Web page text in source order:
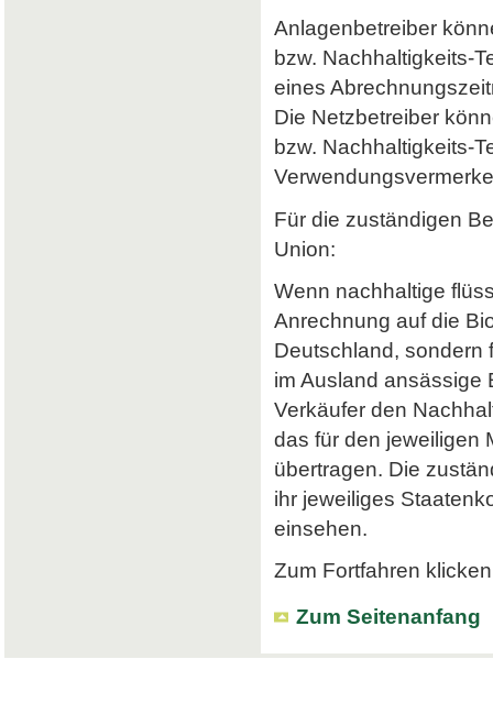
Anlagenbetreiber
bzw. Nachhaltigkeits-
eines
Die Netzbetreiber
bzw. Nachhaltigkeits-
Für die zuständigen
Union:
Wenn nachhaltige
Anrechnung auf die
Deutschland, sondern
im Ausland ansässige
Verkäufer den
das für den jeweiligen
übertragen. Die
ihr jeweiliges
einsehen.
Zum Fortfahren
Zum Seitenanfang